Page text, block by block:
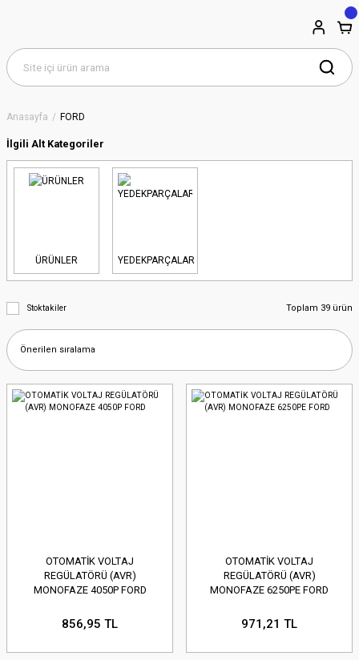
Anasayfa FORD
İlgili Alt Kategoriler
ÜRÜNLER YEDEKPARÇALAR
Stoktakiler Toplam 39 ürün
OTOMATİK VOLTAJ
REGÜLATÖRÜ (AVR)
MONOFAZE 4050P FORD
856,95 TL
OTOMATİK VOLTAJ
REGÜLATÖRÜ (AVR)
MONOFAZE 6250PE FORD
971,21 TL